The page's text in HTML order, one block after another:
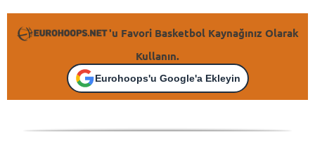
'u Favori Basketbol Kaynağınız Olarak
Kullanın.
Eurohoops'u Google'a Ekleyin